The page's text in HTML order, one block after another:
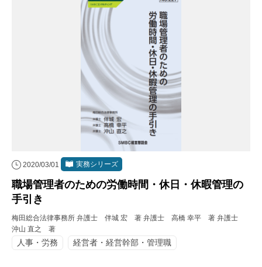
2020/03/01 実務シリーズ
職場管理者のための労働時間・休日・休暇管理の
手引き
梅田総合法律事務所 弁護士 伴城 宏 著 弁護士 高橋 幸平 著 弁護士
沖山 直之 著
人事・労務 経営者・経営幹部・管理職